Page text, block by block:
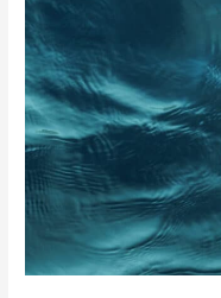
in
het
water